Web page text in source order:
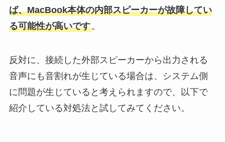
ば、MacBook本体の内部スピーカーが故障してい
る可能性が高いです。
反対に、接続した外部スピーカーから出力される
音声にも音割れが生じている場合は、システム側
に問題が生じていると考えられますので、以下で
紹介している対処法と試してみてください。